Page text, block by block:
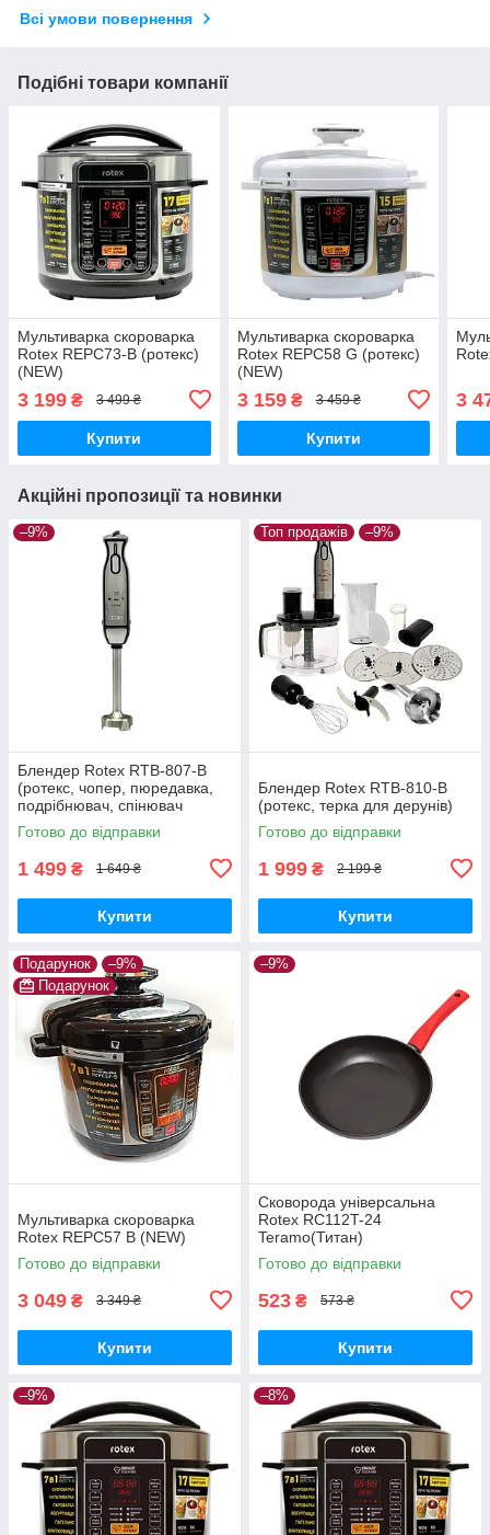
Всі умови повернення
Подібні товари компанії
Мультиварка скороварка
Rotex REPC73-B (ротекс)
(NEW)
3 199 ₴ 3 499 ₴
Купити
Мультиварка скороварка
Rotex REPC58 G (ротекс)
(NEW)
3 159₴ 3 459 ₴
Купити
3
Акційні пропозиції та новинки
–9%
Блендер Rotex RTB-807-B
(ротекс, чопер, пюредавка,
подрібнювач, спінювач
молока)
Готово до відправки
1 499 ₴ 1 649 ₴
Купити
Топ продажів –9%
Блендер Rotex RTB-810-B
(ротекс, терка для дерунів)
Готово до відправки
1 999 ₴ 2 199 ₴
Купити
Подарунок
–9%
Подарунок
Мультиварка скороварка
Rotex REPC57 B (NEW)
Готово до відправки
3 049 ₴ 3 349 ₴
Купити
–9%
Сковорода універсальна
Rotex RC112T-24
Teramo(Титан)
Готово до відправки
523 ₴ 573 ₴
Купити
–9% –8%